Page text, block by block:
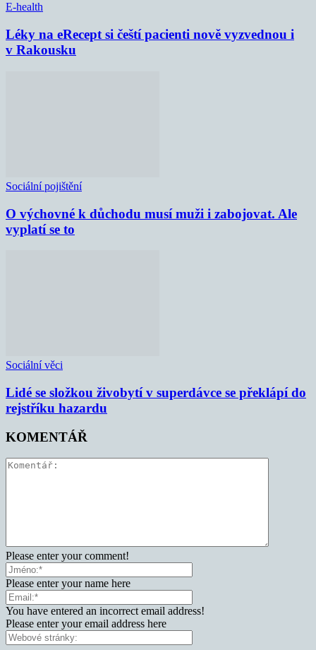
E-health
Léky na eRecept si čeští pacienti nově vyzvednou i
v Rakousku
Sociální pojištění
O výchovné k důchodu musí muži i zabojovat. Ale
vyplatí se to
Sociální věci
Lidé se složkou živobytí v superdávce se překlápí do
rejstříku hazardu
KOMENTÁŘ
Please enter your comment!
Please enter your name here
You have entered an incorrect email address!
Please enter your email address here